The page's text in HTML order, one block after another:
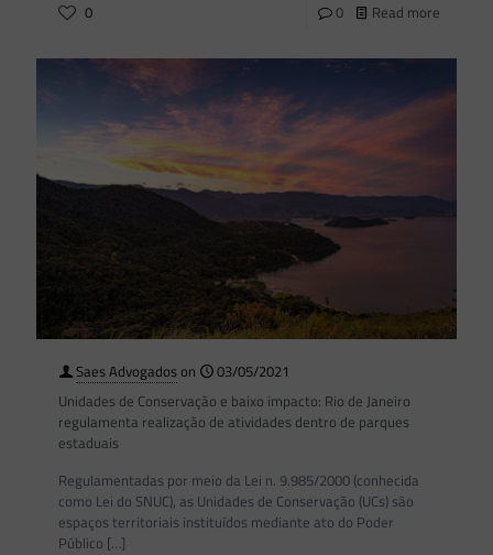
0 0 Read more
Saes Advogadoson
03/05/2021
Unidades de Conservação e baixo impacto: Rio de Janeiro
regulamenta realização de atividades dentro de parques
estaduais
Regulamentadas por meio da Lei n. 9.985/2000 (conhecida
como Lei do SNUC), as Unidades de Conservação (UCs) são
espaços territoriais instituídos mediante ato do Poder
Público […]